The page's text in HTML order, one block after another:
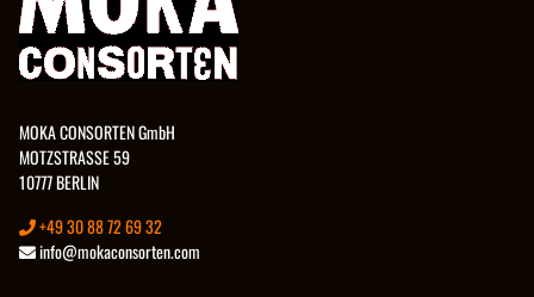
MOKA CONSORTEN GmbH
MOTZSTRASSE 59
10777 BERLIN
+49 30 88 72 69 32
info@mokaconsorten.com